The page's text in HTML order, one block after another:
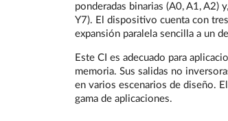
ponderadas binarias (A0, A1, A2)
Y7). El dispositivo cuenta con
expansión paralela sencilla a un
Este CI es adecuado para
memoria. Sus salidas no
en varios escenarios de diseño.
gama de aplicaciones.